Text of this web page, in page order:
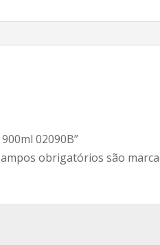
02090B”
obrigatórios são